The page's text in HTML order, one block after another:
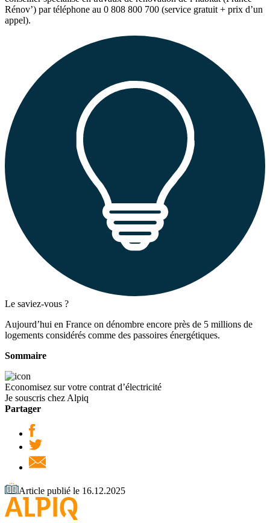
Rénov’) par téléphone au 0 808 800 700 (service gratuit + prix d’un
appel).
Le saviez-vous ?
Aujourd’hui en France on dénombre encore près de 5 millions de
logements considérés comme des passoires énergétiques.
Sommaire
Economisez sur votre contrat d’électricité
Je souscris chez Alpiq
Partager
Article publié le 16.12.2025